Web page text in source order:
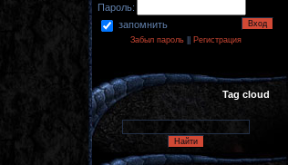
Пароль:
запомнить
Забыл пароль|| Регистрация
Tag cloud